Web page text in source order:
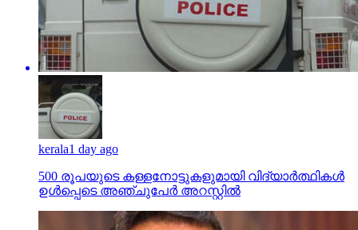
kerala1 day ago
500 രൂപയുടെ കള്ളനോട്ടുകളുമായി വിദ്യാര്‍ത്ഥികള്‍
ഉള്‍പ്പെടെ അഞ്ചുപേര്‍ അറസ്റ്റില്‍